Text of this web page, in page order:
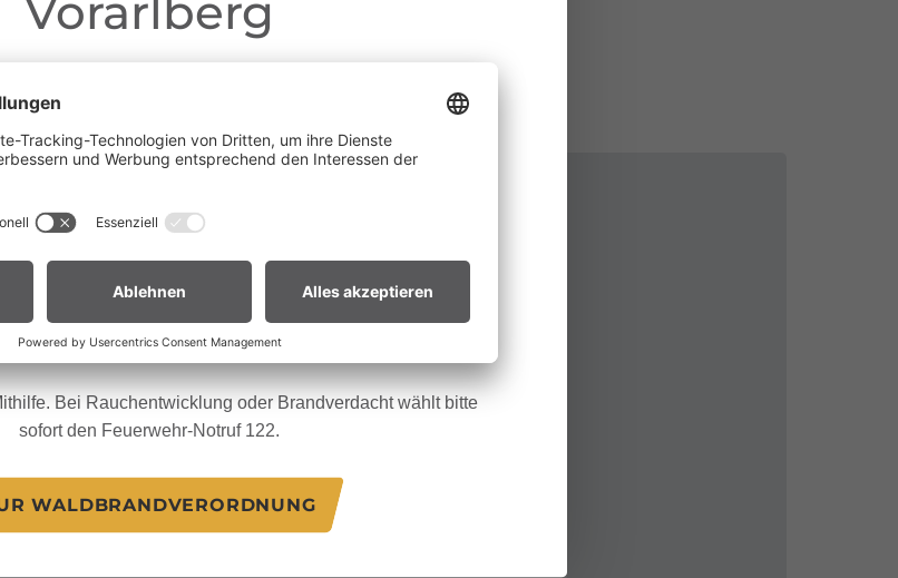
Vorarlberg
Trockenheit gilt in
ganz Vorarlberg eine
und in Uferzonen streng verboten.
Aufmerksamkeit und einen besonders rücksichtsvollen
Umgang mit der Natur.
können trockenes Gras entzünden.
Bei Rauchentwicklung oder Brandverdacht wählt bitte
sofort den Feuerwehr-Notruf 122.
WALDBRANDVERORDNUNG